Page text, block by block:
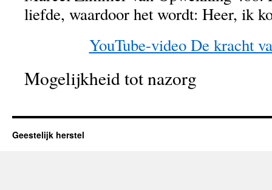
liefde, waardoor het wordt: Heer, ik
YouTube-video De kracht
Mogelijkheid tot nazorg
Geestelijk herstel